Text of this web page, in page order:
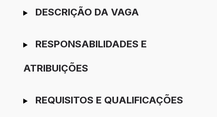
Ir para candidatura
DESCRIÇÃO DA VAGA
RESPONSABILIDADES E
ATRIBUIÇÕES
REQUISITOS E QUALIFICAÇÕES